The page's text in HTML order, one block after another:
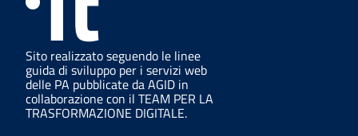
Sito realizzato seguendo le linee
guida di sviluppo per i servizi web
delle PA pubblicate da AGID in
collaborazione con il TEAM PER LA
TRASFORMAZIONE DIGITALE.